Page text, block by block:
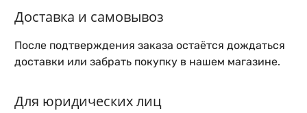
Доставка и самовывоз
После подтверждения заказа остаётся дождаться
доставки или забрать покупку в нашем магазине.
Для юридических лиц